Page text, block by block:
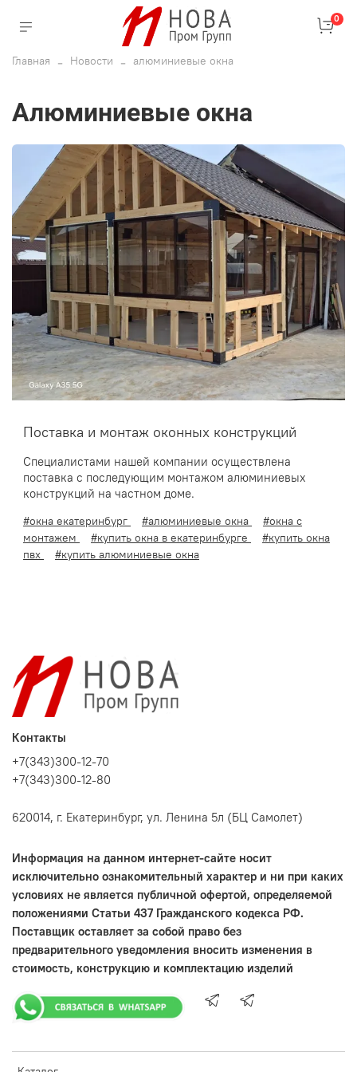
0
Главная Новости алюминиевые окна
алюминиевые окна
Поставка и монтаж оконных конструкций
Специалистами нашей компании осуществлена
поставка с последующим монтажом алюминиевых
конструкций на частном доме.
#окна екатеринбург #алюминиевые окна
#окна с
монтажем
#купить окна в екатеринбурге
#купить окна
пвх
#купить алюминиевые окна
Контакты
+7(343)300-12-70
+7(343)300-12-80
620014, г. Екатеринбург, ул. Ленина 5л (БЦ Самолет)
Информация на данном интернет-сайте носит
исключительно ознакомительный характер и ни при каких
условиях не является публичной офертой, определяемой
положениями Статьи 437 Гражданского кодекса РФ.
Поставщик оставляет за собой право без
предварительного уведомления вносить изменения в
стоимость, конструкцию и комплектацию изделий